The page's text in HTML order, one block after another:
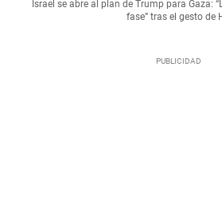
Israel se abre al plan de Trump para Gaza:
fase” tras el gesto de